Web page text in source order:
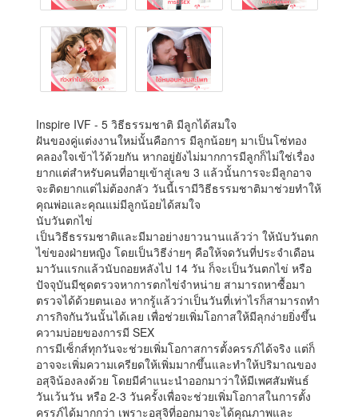
Inspire IVF - 5 วิธีธรรมชาติ มีลูกได้สมใจ
ฝันของคู่แต่งงานใหม่นั้นคือการ มีลูกน้อยๆ มาเป็นโซ่ทอง
คลองใจเข้าไว้ด้วยกัน หากอยู่ยังไม่มากการมีลูกก็ไม่ใช่เรื่อง
ยากแต่สำหรับคนที่อายุเข้าสู่เลข 3 แล้วนั้นการจะมีลูกอาจ
จะติดยากแต่ไม่ต้องกลัว วันนี้เรามีวิธีธรรมชาติมาช่วยทำให้
คุณพ่อและคุณแม่มีลูกน้อยได้สมใจ
นับวันตกไข่
เป็นวิธีธรรมชาติและมีมาอย่างยาวนานแล้วว่า ให้นับวันตก
ไข่ของฝ่ายหญิง โดยเป็นวิธีง่ายๆ คือให้จดวันที่ประจำเดือน
มาวันแรกแล้วนับถอยหลังไป 14 วัน ก็จะเป็นวันตกไข่ หรือ
ปัจจุบันมีชุดตรวจหาการตกไข่จำหน่าย สามารถหาซื้อมา
ตรวจได้ด้วยตนเอง หากรู้แล้วว่าเป็นวันที่เท่าไรก็สามารถทำ
ภารกิจกันวันนั้นได้เลย เพื่อช่วยเพิ่มโอกาสให้มีลุกง่ายยิ่งขึ้น
ความบ่อยของการมี SEX
การมีเซ็กส์ทุกวันจะช่วยเพิ่มโอกาสการตั้งครรภ์ได้จริง แต่ก็
อาจจะเพิ่มความเครียดให้เพิ่มมากขึ้นและทำให้ปริมาณของ
อสุจิน้องลงด้วย โดยมีคำแนะนำออกมาว่าให้มีเพศสัมพันธ์
วันเว้นวัน หรือ 2-3 วันครั้งเพื่อจะช่วยเพิ่มโอกาสในการตั้ง
ครรภ์ได้มากกว่า เพราะอสุจิที่ออกมาจะได้คุณภาพและ